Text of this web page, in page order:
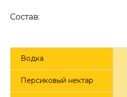
Состав:
Водка
Персиковый нектар